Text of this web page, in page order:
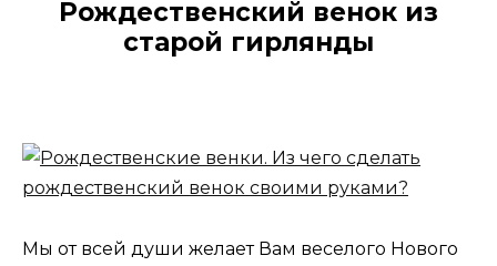
Рождественский венок из
старой гирлянды
Мы от всей души желает Вам веселого Нового